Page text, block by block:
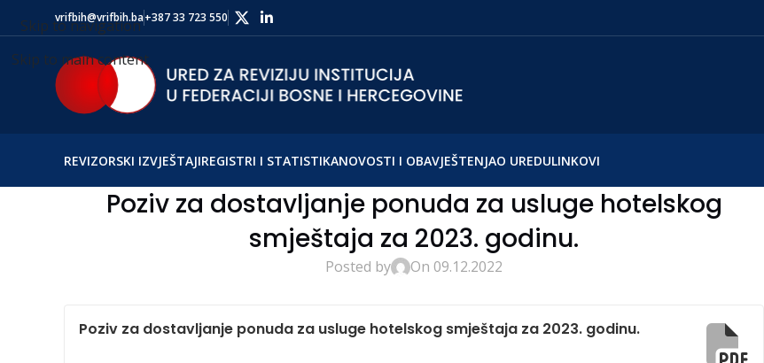
Skip to navigation
Skip to main content
vrifbih@vrifbih.ba+387 33 723 550
REVIZORSKI IZVJEŠTAJIREGISTRI I STATISTIKANOVOSTI I OBAVJEŠTENJAO UREDULINKOVI
Poziv za dostavljanje ponuda za usluge hotelskog
smještaja za 2023. godinu.
Posted by On 09.12.2022
Poziv za dostavljanje ponuda za usluge hotelskog smještaja za 2023. godinu.